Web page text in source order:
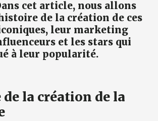
cet article, nous allons
de la création de ces
leur marketing
et les stars qui
à leur popularité.
de la création de la